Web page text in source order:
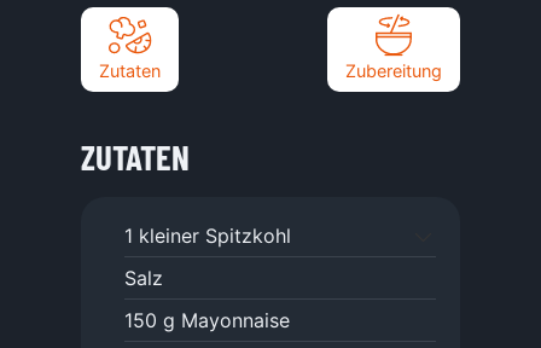
Zutaten Zubereitung
ZUTATEN
1 kleiner Spitzkohl
Salz
150 g Mayonnaise